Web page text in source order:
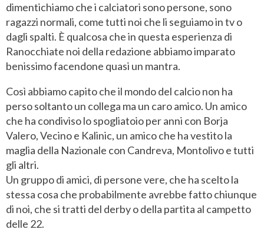
dimentichiamo che i calciatori sono persone, sono
ragazzi normali, come tutti noi che li seguiamo in tv o
dagli spalti. È qualcosa che in questa esperienza di
Ranocchiate noi della redazione abbiamo imparato
benissimo facendone quasi un mantra.
Così abbiamo capito che il mondo del calcio non ha
perso soltanto un collega ma un caro amico. Un amico
che ha condiviso lo spogliatoio per anni con Borja
Valero, Vecino e Kalinic, un amico che ha vestito la
maglia della Nazionale con Candreva, Montolivo e tutti
gli altri.
Un gruppo di amici, di persone vere, che ha scelto la
stessa cosa che probabilmente avrebbe fatto chiunque
di noi, che si tratti del derby o della partita al campetto
delle 22.